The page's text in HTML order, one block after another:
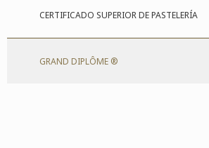
CERTIFICADO SUPERIOR DE PASTELERÍA
GRAND DIPLÔME ®